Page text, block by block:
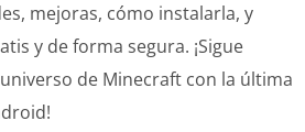
mejoras, cómo instalarla, y
y de forma segura. ¡Sigue
de Minecraft con la última